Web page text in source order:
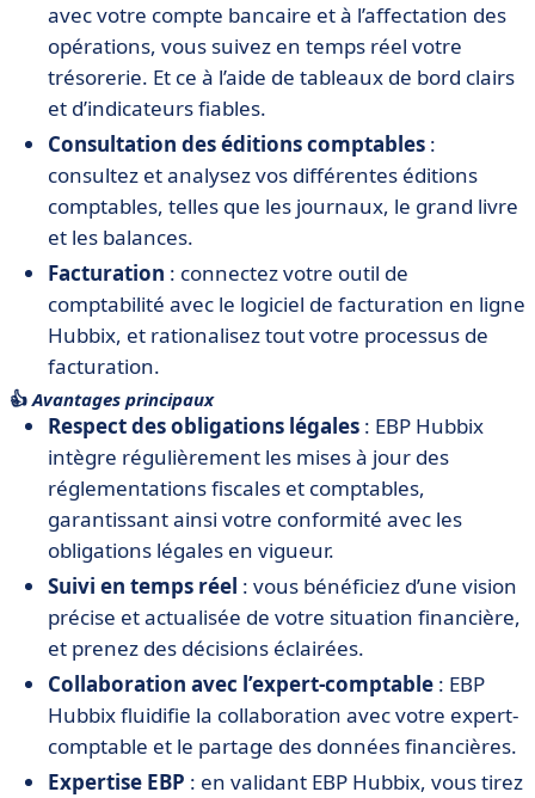
avec votre compte bancaire et à l’affectation des
opérations, vous suivez en temps réel votre
trésorerie. Et ce à l’aide de tableaux de bord clairs
et d’indicateurs fiables.
Consultation des éditions comptables :
consultez et analysez vos différentes éditions
comptables, telles que les journaux, le grand livre
et les balances.
Facturation : connectez votre outil de
comptabilité avec le logiciel de facturation en ligne
Hubbix, et rationalisez tout votre processus de
facturation.
👍Avantages principaux
Respect des obligations légales : EBP Hubbix
intègre régulièrement les mises à jour des
réglementations fiscales et comptables,
garantissant ainsi votre conformité avec les
obligations légales en vigueur.
Suivi en temps réel : vous bénéficiez d’une vision
précise et actualisée de votre situation financière,
et prenez des décisions éclairées.
Collaboration avec l’expert-comptable : EBP
Hubbix fluidifie la collaboration avec votre expert-
comptable et le partage des données financières.
Expertise EBP : en validant EBP Hubbix, vous tirez